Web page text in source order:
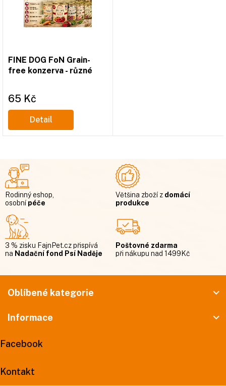
FINE DOG FoN Grain-
free konzerva - různé
65 Kč
Měrná
cena:Detail
Rodinný eshop,
osobní péče
Většina zboží z domácí
produkce
3 % zisku FajnPet.cz přispívá
na Nadační fond Psí Naděje
Poštovné zdarma
při nákupu nad 1499Kč
í
Oblíbené kategorie
Informace
Facebook
Kontakt